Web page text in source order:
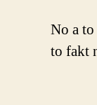
No a
to fakt